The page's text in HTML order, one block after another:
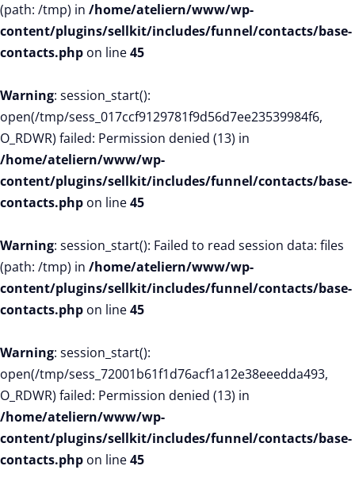
(path: /tmp) in /home/ateliern/www/wp-
content/plugins/sellkit/includes/funnel/contacts/base-
contacts.php on line45
Warning: session_start():
open(/tmp/sess_017ccf9129781f9d56d7ee23539984f6,
O_RDWR) failed: Permission denied (13) in
/home/ateliern/www/wp-
content/plugins/sellkit/includes/funnel/contacts/base-
contacts.php on line45
Warning: session_start(): Failed to read session data: files
(path: /tmp) in /home/ateliern/www/wp-
content/plugins/sellkit/includes/funnel/contacts/base-
contacts.php on line45
Warning: session_start():
open(/tmp/sess_72001b61f1d76acf1a12e38eeedda493,
O_RDWR) failed: Permission denied (13) in
/home/ateliern/www/wp-
content/plugins/sellkit/includes/funnel/contacts/base-
contacts.php on line45